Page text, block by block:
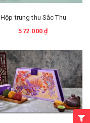
Hộp trung thu Sắc Thu
572.000 ₫